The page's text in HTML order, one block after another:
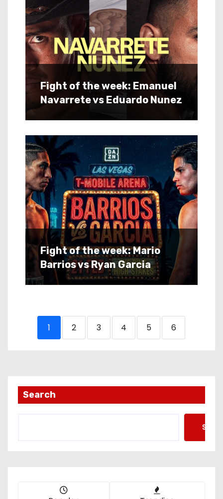
Fight of the week: Emanuel
Navarrete vs Eduardo Nunez
Fight of the week: Mario
Barrios vs Ryan Garcia
1 2 3 4 5 6
Search